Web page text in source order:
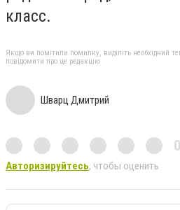
класс.
Якщо ви помітили помилку, виділіть необхідний
повідомити про це редакцію
Шварц Дмитрий
Авторизируйтесь, чтобы оценить